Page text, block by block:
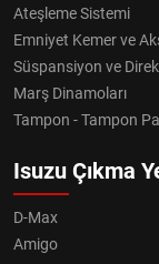
Ateşleme Sistemi
Emniyet Kemer ve
Süspansiyon ve
Marş Dinamoları
Tampon - Tampon
Isuzu Çıkma
D-Max
Amigo